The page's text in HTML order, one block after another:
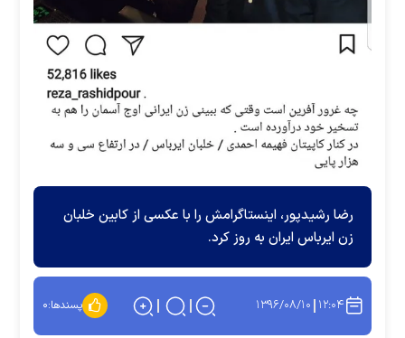
رضا رشیدپور، اینستاگرامش را با عکسی از کابین خلبان
زن ایرباس ایران به روز کرد.
۱۲:۰۴ ۱۳۹۶/۰۸/۱۰ پسندها:۰